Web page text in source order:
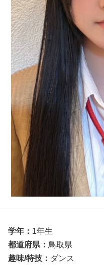
学年： 1年生
都道府県： 鳥取県
趣味/特技： ダンス